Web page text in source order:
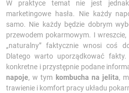
W praktyce temat nie jest
marketingowe hasła. Nie każdy
samo. Nie każdy będzie dobrym
przewodem pokarmowym. I
„naturalny” faktycznie wnosi coś
Dlatego warto uporządkować fakty.
konkretne i przystępnie podane
napoje, w tym kombucha na jelita,
trawienie i komfort pracy układu